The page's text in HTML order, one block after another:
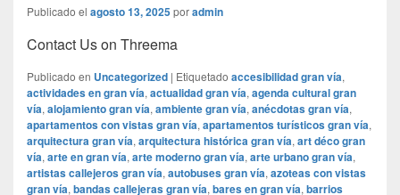
Publicado el agosto 13, 2025poradmin
Contact Us on Threema
Publicado en Uncategorized | Etiquetado accesibilidad gran vía,
actividades en gran vía, actualidad gran vía, agenda cultural gran
vía, alojamiento gran vía, ambiente gran vía, anécdotas gran vía,
apartamentos con vistas gran vía, apartamentos turísticos gran vía,
arquitectura gran vía, arquitectura histórica gran vía, art déco gran
vía, arte en gran vía, arte moderno gran vía, arte urbano gran vía,
artistas callejeros gran vía, autobuses gran vía, azoteas con vistas
gran vía, bandas callejeras gran vía, bares en gran vía, barrios